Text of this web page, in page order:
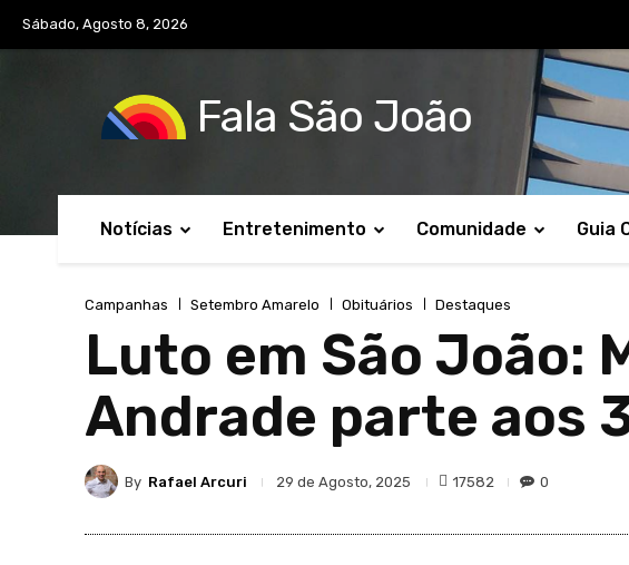
Sábado, Agosto 8, 2026
Fala São João
Notícias Entretenimento Comunidade Guia
Campanhas Setembro Amarelo Obituários Destaques
Luto em São João:
Andrade parte aos
By Rafael Arcuri 29 de Agosto, 2025 17582 0